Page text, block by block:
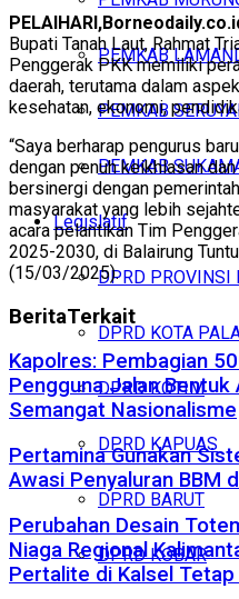
PEMKAB
PEMKAB
PEMKAB
Legislatif
DPRD PROVINSI
DPRD KOTA
DPRD KOTIM
DPRD KAPUAS
DPRD BARUT
DPRD KOBAR
Bupati Tanah Laut, Rahmat
Penggerak PKK memiliki
daerah, terutama dalam
kesehatan, ekonomi,
“Saya berharap pengurus
dengan penuh keikhlasan
bersinergi dengan
masyarakat yang lebih
acara pelantikan Tim
2025-2030, di Balairung
(15/03/2025).
BeritaTerkait
Kapolres: Pembagian
Pengguna Jalan Bentuk
Semangat Nasionalisme
Pertamina Gunakan
Awasi Penyaluran BBM
Perubahan Desain
Niaga Regional
Pertalite di Kalsel Tetap